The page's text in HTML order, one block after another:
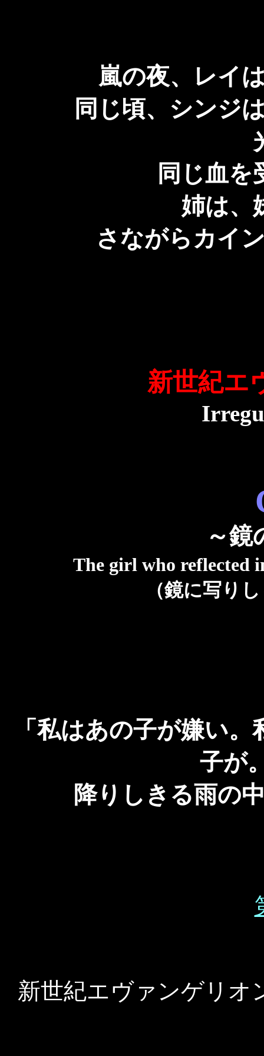
嵐の夜、レイ
同じ頃、シンジ
同じ血を
姉は、
さながらカイ
新世紀エ
～鏡
The girl who reflected
（鏡に写り
「私はあの子が嫌い
子が
降りしきる雨の
新世紀エヴァンゲリオ